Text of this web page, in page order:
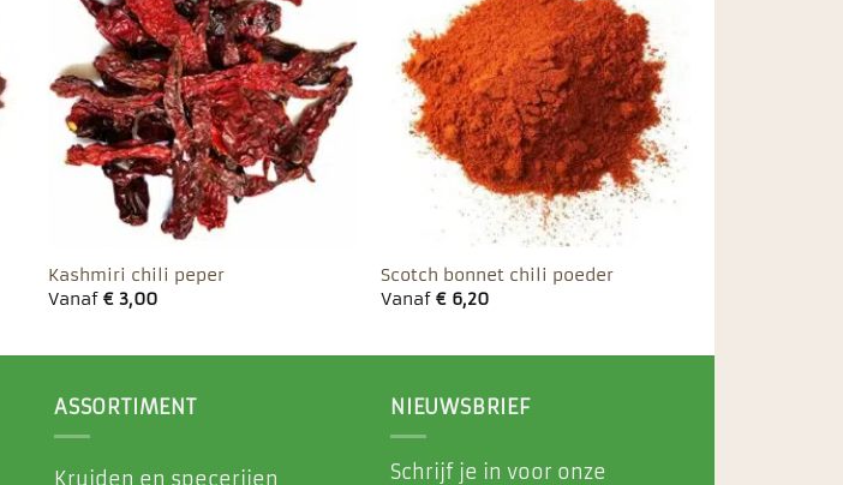
Toevoegen
favorieten
Kashmiri chili peper
Vanaf €3,00
Toevoegen
aan
favorieten
Scotch bonnet chili poeder
Vanaf€6,20
ASSORTIMENT
Kruiden en specerijen
NIEUWSBRIEF
Schrijf je in voor onze